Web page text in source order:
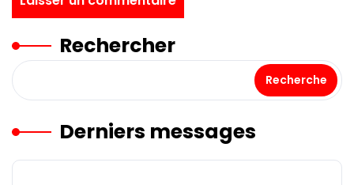
Rechercher
Recherche
Derniers messages